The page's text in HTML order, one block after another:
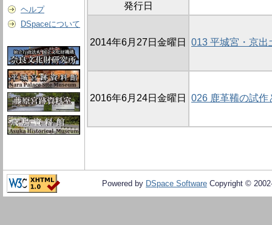
ヘルプ
DSpaceについて
発行日
2014年6月27日金曜日 013 平城宮・京出
2016年6月24日金曜日 026 鹿革鞴の試作
Powered by DSpace Software Copyright ©